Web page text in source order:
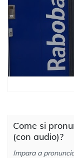
Come si
(con audio)?
Impara a